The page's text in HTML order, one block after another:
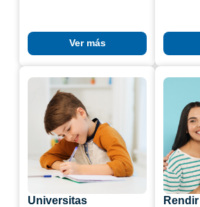
Ver más
Universitas Rendir